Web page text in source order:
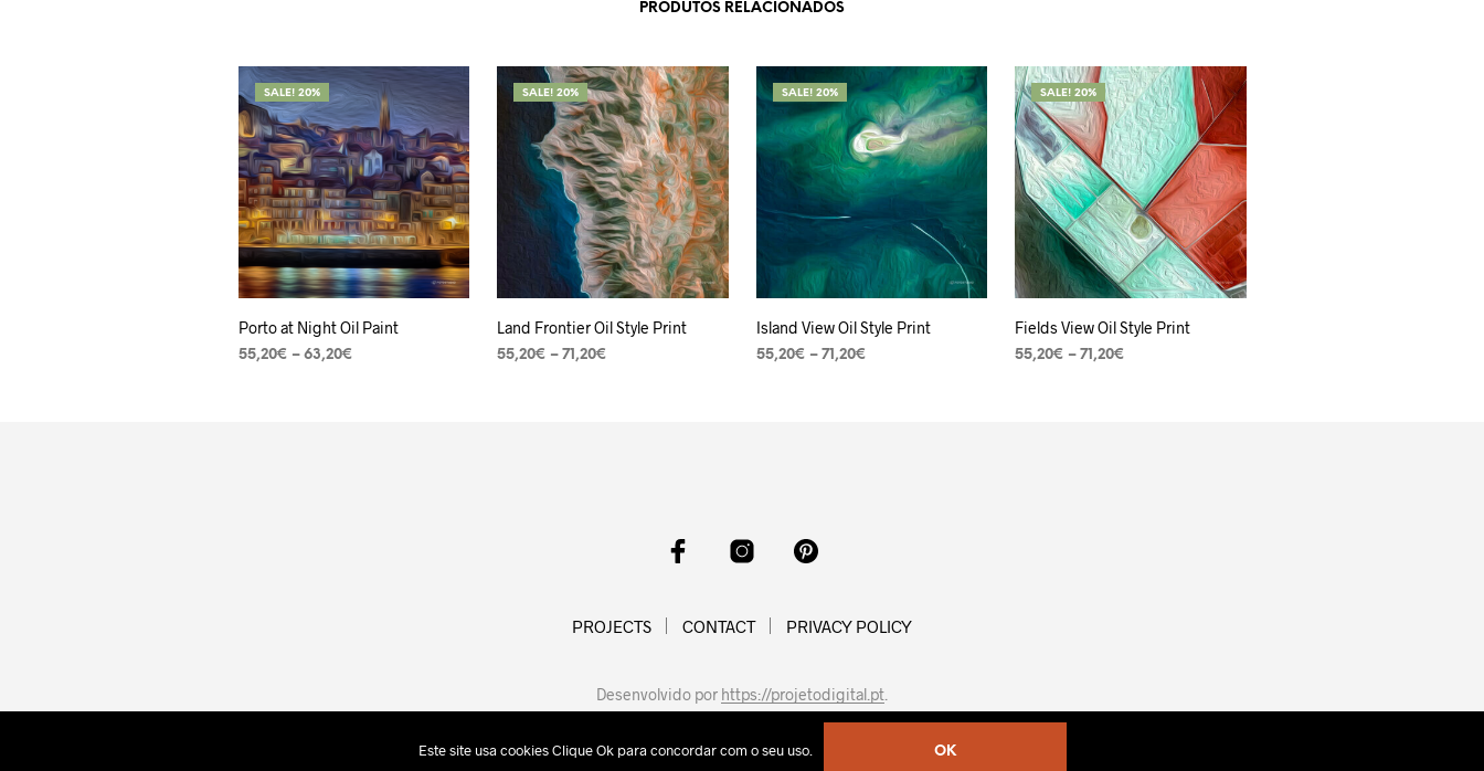
PRODUTOS RELACIONADOS
SALE! 20%
Porto at Night Oil Paint
55,20€ – 63,20€
SALE! 20%
Land Frontier Oil Style Print
55,20€ – 71,20€
SALE! 20%
Island View Oil Style Print
55,20€ – 71,20€
SALE! 20%
Fields View Oil Style Print
55,20€ – 71,20€
PROJECTS CONTACT PRIVACY POLICY
Desenvolvido por https://projetodigital.pt
Este site usa cookies Clique Ok para concordar com o seu uso. OK